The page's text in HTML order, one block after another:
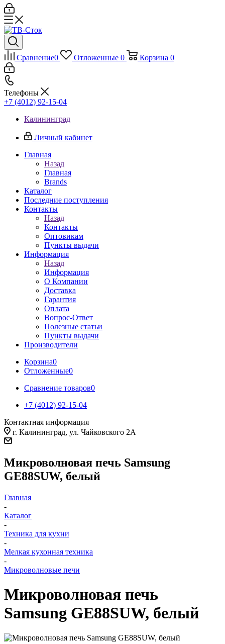
Сравнение0 Отложенные 0 Корзина 0
Телефоны
+7 (4012) 92-15-04
Калининград
Личный кабинет
Главная
Назад
Главная
Brands
Каталог
Последние поступления
Контакты
Назад
Контакты
Оптовикам
Пункты выдачи
Информация
Назад
Информация
О Компании
Доставка
Гарантия
Оплата
Вопрос-Ответ
Полезные статьи
Пункты выдачи
Производители
Корзина0
Отложенные0
Сравнение товаров0
+7 (4012) 92-15-04
Контактная информация
г. Калининград, ул. Чайковского 2А
Микроволновая печь Samsung
GE88SUW, белый
Главная
-
Каталог
-
Техника для кухни
-
Мелкая кухонная техника
-
Микроволновые печи
Микроволновая печь
Samsung GE88SUW, белый